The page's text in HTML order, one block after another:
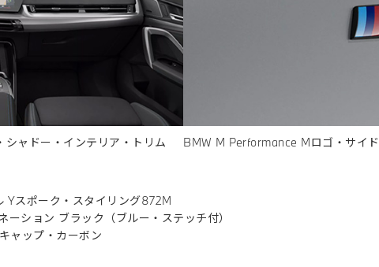
シャドー・インテリア・トリム BMW M Performance Mロゴ・サイ
スポーク・スタイリング872M
ション ブラック（ブルー・ステッチ付）
ャップ・カーボン